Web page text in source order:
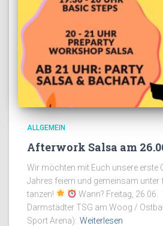
ALLGEMEIN
Afterwork Salsa am
Wir möchten mit Euch unsere erste
Jahres feiern und gemeinsam unter
tanzen!
Wann? Freitag, 26.06.
Darmstädter TSG am Woog /
Sport Arena): Weiterlesen